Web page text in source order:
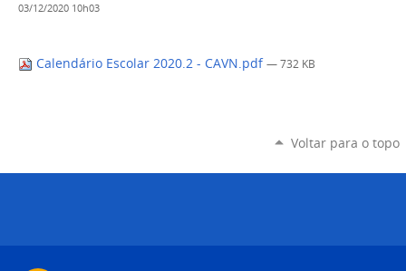
03/12/2020 10h03
Calendário Escolar 2020.2 - CAVN.pdf — 732 KB
Voltar para o topo